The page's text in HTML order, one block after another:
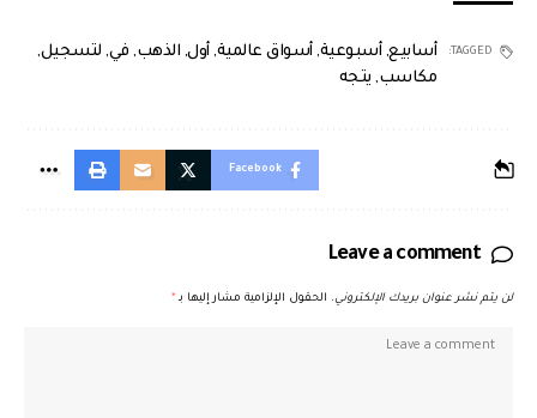
TAGGED: أسابيع, أسبوعية, أسواق عالمية, أول, الذهب, في, لتسجيل,
مكاسب, يتجه
Facebook
Leave a comment
لن يتم نشر عنوان بريدك الإلكتروني. الحقول الإلزامية مشار إليها بـ *